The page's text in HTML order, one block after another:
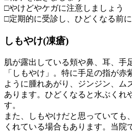
□やけどやケガに注意しましょう
□定期的に受診し、ひどくなる前
しもやけ(凍瘡)
肌が露出している頬や鼻、耳、手
「しもやけ」。特に手足の指が
ように腫れあがり、ジンジン、ム
あります。ひどくなると水ぶくれ
す。
また、しもやけだと思っていても
くれている場合もあります。当院